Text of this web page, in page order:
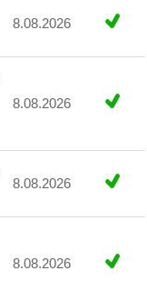
8.08.2026
8.08.2026
8.08.2026
8.08.2026